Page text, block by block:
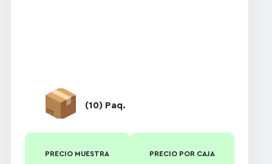
(10) Paq.
PRECIO MUESTRA PRECIO POR CAJA